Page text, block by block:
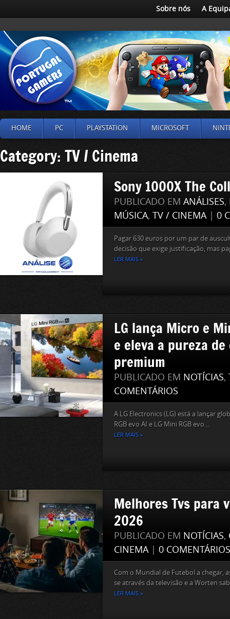
Sobre nós A
HOME PC PLAYSTATION MICROSOFT
Category: TV / Cinema
Sony 1000X The
PUBLICADO EM ANÁLISES,
MÚSICA, TV / CINEMA| 0
Pagar 630 euros por um par de
decisão que exige justificação, mas
LER MAIS »
LG lança Micro e
e eleva a pureza de
premium
PUBLICADO EM NOTÍCIAS,
COMENTÁRIOS
A LG Electronics (LG) está a lançar
RGB evo AI e LG Mini RGB evo...
LER MAIS »
Melhores Tvs para
2026
PUBLICADO EM NOTÍCIAS,
CINEMA| 0 COMENTÁRIOS
Com o Mundial de Futebol a chegar,
se através da televisão e a Worten
LER MAIS »